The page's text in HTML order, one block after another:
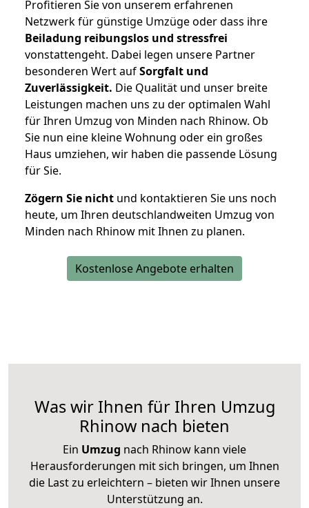
Profitieren Sie von unserem erfahrenen
Netzwerk für günstige Umzüge oder dass ihre
Beiladung reibungslos und stressfrei
vonstattengeht. Dabei legen unsere Partner
besonderen Wert aufSorgfalt und
Zuverlässigkeit. Die Qualität und unser breite
Leistungen machen uns zu der optimalen Wahl
für Ihren Umzug von Minden nach Rhinow. Ob
Sie nun eine kleine Wohnung oder ein großes
Haus umziehen, wir haben die passende Lösung
für Sie.
Zögern Sie nicht und kontaktieren Sie uns noch
heute, um Ihren deutschlandweiten Umzug von
Minden nach Rhinow mit Ihnen zu planen.
Kostenlose Angebote erhalten
Was wir Ihnen für Ihren Umzug
Rhinow nach bieten
Ein Umzug nach Rhinow kann viele
Herausforderungen mit sich bringen, um Ihnen
die Last zu erleichtern – bieten wir Ihnen unsere
Unterstützung an.